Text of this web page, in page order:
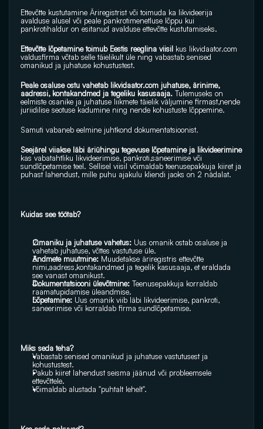
Ettevõtte kustutamine Äriregistrist või toimuda ka likvideerija
avalduse alusel või peale pankrotimenetluse lõppu kui
pankrotihaldur on esitanud avalduse ettevõtte kustutamiseks.
Ettevõtte lõpetamine toimub Eestis reeglina viisil kus likvidaator.com
valdusfirma võtab selle täielikult üle ning vabastab senised
omanikud ja juhatuse kohustustest.
Peale osaluse ostu vahetab likvidaator.com juhatuse, ärinime,
aadressi, kontakandmed ja tegeliku kasusaaja. Tulemuseks on
eelmiste osanike ja juhatuse liikmete täielik väljumine firmast,nende
juriidilise seotuse kadumine ning nende kohustuste lõppemine.
Samuti vabaneb eelmine juhtkond dokumentatsioonist.
Seejärel viiakse läbi äriühingu tegevuse lõpetamine ja likvideerimine
kas vabatahtliku likvideerimise, pankroti,saneerimise või
sundlõpetamise teel. Sellisel viisil võimaldab teenusepakkuja kiiret ja
puhast lahendust, mille puhu ajakulu kliendi jaoks on 2 nädalat.
Kuidas see töötab?
Omaniku ja juhatuse vahetus: Uus omanik ostab osaluse ja
vahetab juhatuse, võttes vastutuse üle.
Andmete muutmine: Muudetakse äriregistris ettevõtte
nimi,aadress,kontakandmed ja tegelik kasusaaja, et eraldada
see vanast omanikust.
Dokumentatsiooni ülevõtmine: Teenusepakkuja korraldab
raamatupidamise üleandmise.
Lõpetamine: Uus omanik viib läbi likvideerimise, pankroti,
saneerimise või korraldab firma sundlõpetamise.
Miks seda teha?
Vabastab senised omanikud ja juhatuse vastutusest ja
kohustustest.
Pakub kiiret lahendust seisma jäänud või probleemsele
ettevõttele.
Võimaldab alustada "puhtalt lehelt".